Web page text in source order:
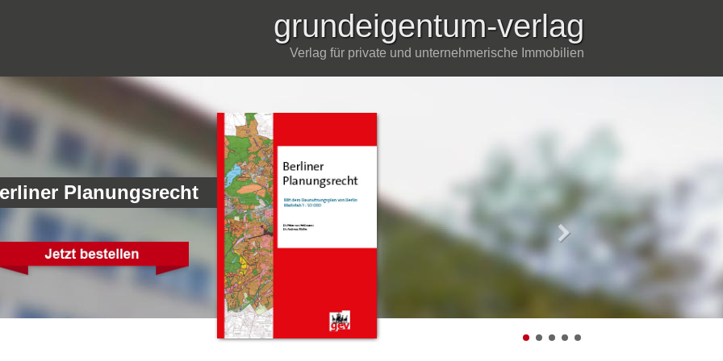
grundeigentum-verlag
Verlag für private und unternehmerische Immobilien
Planungsrecht